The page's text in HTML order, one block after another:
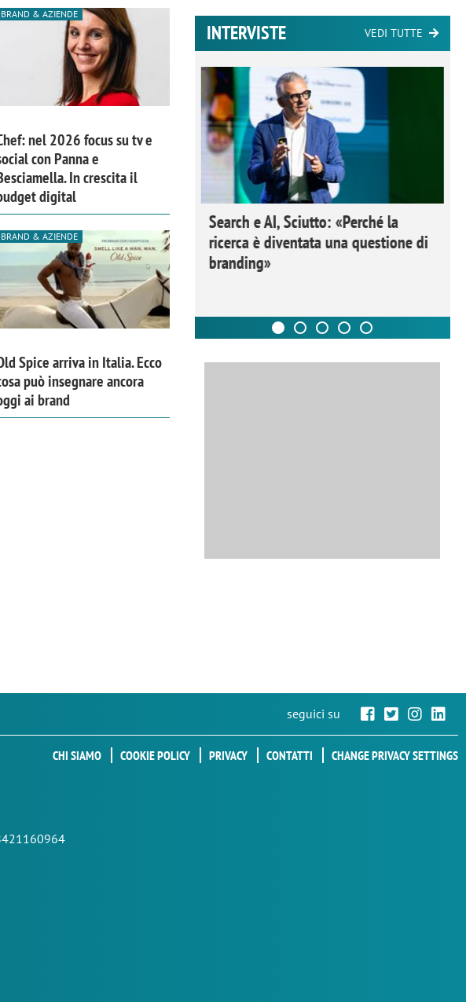
BRAND & AZIENDE
nel 2026 focus su tv e
con Panna e
In crescita il
digital
BRAND & AZIENDE
Spice arriva in Italia. Ecco
può insegnare ancora
ai brand
INTERVISTE VEDI TUTTE
di mercato. Neri, Ipsos
basta più descrivere i
bisogna comprenderli e
azioni»
Search e AI, Sciutto: «Perché la
ricerca è diventata una questione di
branding»
seguici su
CHI SIAMO COOKIE POLICY PRIVACY CONTATTI CHANGE PRIVACY SETTINGS